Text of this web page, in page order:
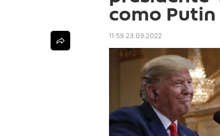
como Putin
11:59 23.09.2022